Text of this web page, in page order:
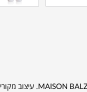
פמוט זכוכית שהוא סטייטמנט פיס מבית המותג הצרפתי MAISON BALZAC. עיצוב מקורי